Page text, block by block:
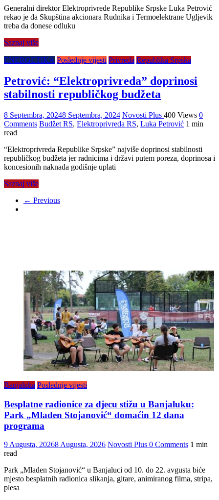
Generalni direktor Elektroprivrede Republike Srpske Luka Petrović
rekao je da Skupština akcionara Rudnika i Termoelektrane Ugljevik
treba da donese odluku
Saznaj više
ENERGETIKA Poslednje vijesti Privreda Republika Srpska
Petrović: “Elektroprivreda” doprinosi
stabilnosti republičkog budžeta
8 Septembra, 20248 Septembra, 2024 Novosti Plus 400 Views 0
Comments Budžet RS, Elektroprivreda RS, Luka Petrović 1 min
read
“Elektroprivreda Republike Srpske” najviše doprinosi stabilnosti
republičkog budžeta jer radnicima i državi putem poreza, doprinosa i
koncesionih naknada godišnje uplati
Saznaj više
← Previous
Banjaluka Poslednje vijesti
Besplatne radionice za djecu stižu u Banjaluku:
Park „Mladen Stojanović“ domaćin 12 dana
programa
9 Augusta, 20268 Augusta, 2026 Novosti Plus 0 Comments 1 min
read
Park „Mladen Stojanović“ u Banjaluci od 10. do 22. avgusta biće
mjesto besplatnih radionica slikanja, gitare, animiranog filma, stripa,
plesa